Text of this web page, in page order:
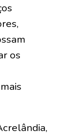
os